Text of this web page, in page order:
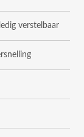
verstelbaar